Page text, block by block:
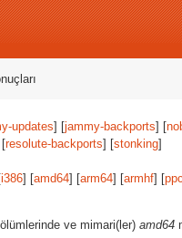
updates] [jammy-backports] [
resolute-backports] [stonking]
i386] [amd64] [arm64] [armhf] [
ve mimari(ler) amd64